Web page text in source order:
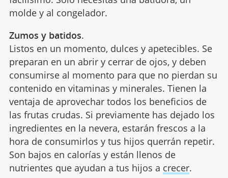
molde y al congelador.
Zumos y batidos.
Listos en un momento, dulces y apetecibles. Se
preparan en un abrir y cerrar de ojos, y deben
consumirse al momento para que no pierdan su
contenido en vitaminas y minerales. Tienen la
ventaja de aprovechar todos los beneficios de
las frutas crudas. Si previamente has dejado los
ingredientes en la nevera, estarán frescos a la
hora de consumirlos y tus hijos querrán repetir.
Son bajos en calorías y están llenos de
nutrientes que ayudan a tus hijos a crecer.